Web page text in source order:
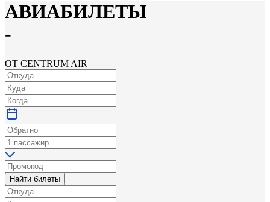
АВИАБИЛЕТЫ
-
ОТ CENTRUM AIR
Найти билеты